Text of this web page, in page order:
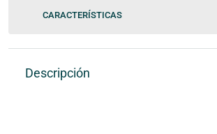
CARACTERÍSTICAS
Descripción